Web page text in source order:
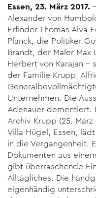
Essen, 23. März 2017.
Alexander von
Erfinder Thomas Alva
Planck, die Politiker
Brandt, der Maler
Herbert von Karajan
der Familie Krupp,
Unternehmen. Die
Adenauer dementiert.
Archiv Krupp (25.
Villa Hügel, Essen,
in die Vergangenheit.
Dokumenten aus
gibt überraschende
Alltägliches. Die
eigenhändig